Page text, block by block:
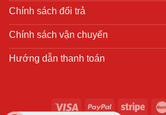
Chính sách đổi trả
Chính sách vận chuyển
Hướng dẫn thanh toán